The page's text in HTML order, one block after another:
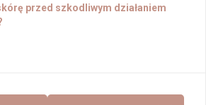
przed szkodliwym działaniem